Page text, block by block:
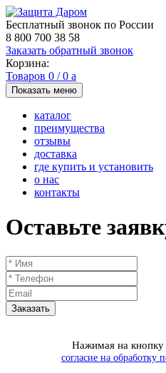
Бесплатный звонок по России
8 800 700 38 58
Заказать обратный звонок
Корзина:
Товаров 0 /0 a
Показать меню
каталог
преимущества
отзывы
доставка
где купить и установить
о нас
контакты
Оставьте
Нажимая на кнопку
согласие на обработку